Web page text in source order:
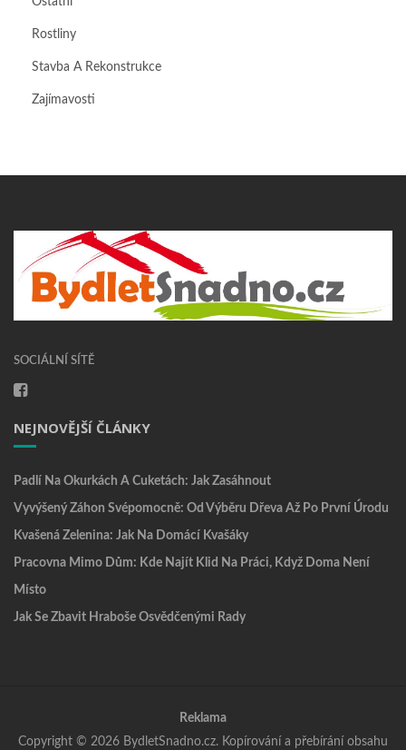
Rostliny
Stavba A Rekonstrukce
Zajímavosti
SOCIÁLNÍ SÍTĚ
NEJNOVĚJŠÍ ČLÁNKY
Padlí Na Okurkách A Cuketách: Jak Zasáhnout
Vyvýšený Záhon Svépomocně: Od Výběru Dřeva Až Po První Úrodu
Kvašená Zelenina: Jak Na Domácí Kvašáky
Pracovna Mimo Dům: Kde Najít Klid Na Práci, Když Doma Není
Místo
Jak Se Zbavit Hraboše Osvědčenými Rady
Reklama
Copyright © 2026 BydletSnadno.cz. Kopírování a přebírání obsahu